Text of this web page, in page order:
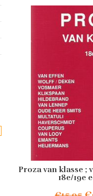
Proza van klasse ;
18e/19e